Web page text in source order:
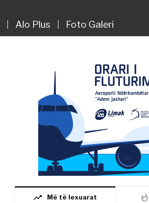
Alo Plus Foto Galeri
trending_up Më të lexuarat whatshot